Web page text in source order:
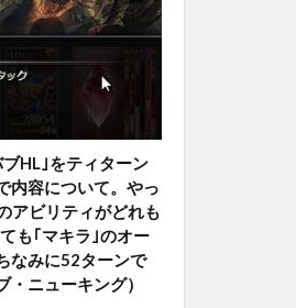
ブHL｣をティターン
内容について。やっ
アビリティがどれも
も｢マキラ｣のオー
なみに52ターンで
ニューキング）